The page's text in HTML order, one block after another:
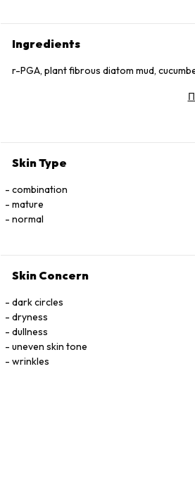
Ingredients
r-PGA, plant fibrous diatom mud,
Skin Type
combination
mature
normal
Skin Concern
dark circles
dryness
dullness
uneven skin tone
wrinkles